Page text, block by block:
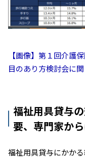
【画像】第１回介護
目のあり方検討会に
福祉用具貸与
要、専門家か
福祉用具貸与にかか